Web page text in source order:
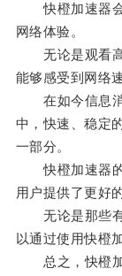
快橙加速器会
网络体验。
无论是观看高
能够感受到网络
在如今信息消
中，快速、稳定
一部分。
快橙加速器的
用户提供了更好
无论是那些有
以通过使用快橙
总之，快橙加